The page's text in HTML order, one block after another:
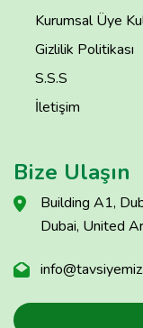
Kurumsal Üye
Gizlilik Politikası
S.S.S
İletişim
Bize Ulaşın
Building A1,
Dubai, United